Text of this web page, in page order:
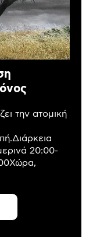
την ατομική
20:00-